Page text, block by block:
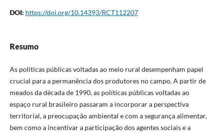
DOI: https://doi.org/10.14393/RCT112207
Resumo
As políticas públicas voltadas ao meio rural desempenham papel
crucial para a permanência dos produtores no campo. A partir de
meados da década de 1990, as políticas públicas voltadas ao
espaço rural brasileiro passaram a incorporar a perspectiva
territorial, a preocupação ambiental e com a segurança alimentar,
bem como a incentivar a participação dos agentes sociais e a